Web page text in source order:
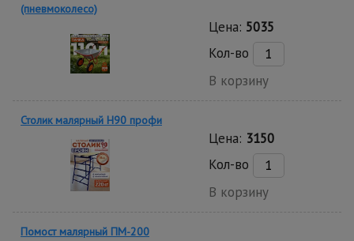
(пневмоколесо)
Цена: 5035
Кол-во
В корзину
Столик малярный H90 профи
Цена: 3150
Кол-во
В корзину
Помост малярный ПМ-200